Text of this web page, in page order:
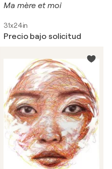
Ma mère et moi
31x24in
Precio bajo solicitud